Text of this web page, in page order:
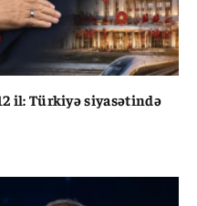
il: Türkiyə siyasətində